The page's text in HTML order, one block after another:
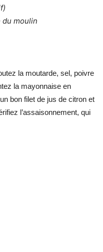
du moulin
la moutarde, sel, poivre
la mayonnaise en
bon filet de jus de citron et
l’assaisonnement, qui